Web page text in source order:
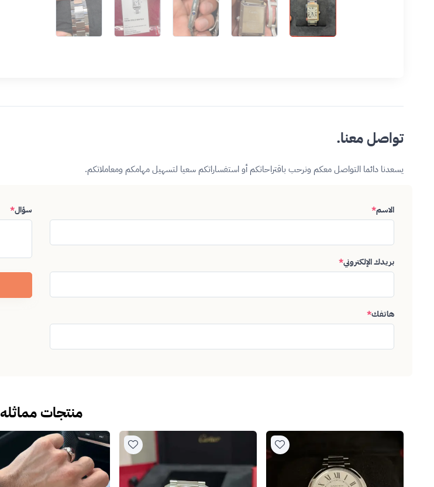
تواصل معنا.
يسعدنا دائما التواصل معكم ونرحب باقتراحاتكم أو استفساراتكم سعيا لتسهيل مهامكم ومعاملاتكم.
الاسم*
بريدك الإلكتروني*
هاتفك*
سؤال*
منتجات مماثله